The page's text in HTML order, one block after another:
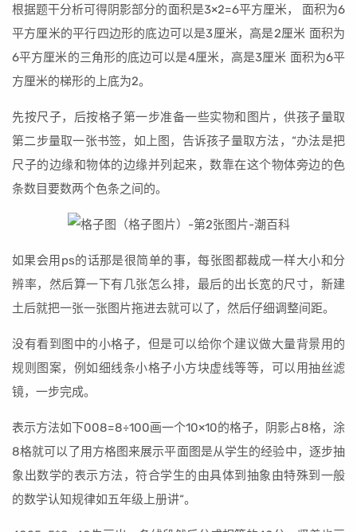
根据题干分析可得阴影部分的面积是3×2=6平方厘米， 面积为6
平方厘米的平行四边形的底边可以是3厘米，高是2厘米 面积为
6平方厘米的三角形的底边可以是4厘米，高是3厘米 面积为6平
方厘米的梯形的上底为2。
先按尺子，后按格子第一步准备一些实物和图片，供孩子量取
第二步量取一张书签，如上图，告诉孩子量取方法，“办法是把
尺子的边缘和物体的边缘并列起来，数靠在这个物体旁边的色
条数目要数两个色条之间的。
如果会用ps的话那是很简单的事，每张图都裁成一样大小和分
辨率，然后算一下有几张怎么排，最后的出长宽的尺寸，新建
土后就把一张一张图片拖进去就可以了，然后仔细调整间距。
没有看到图中的小格子，但是可以给你个建议做大量背景用的
规则图案，例如细线条小格子小方块虚线等等，可以用抽丝滤
镜，一步完成。
表示方法如下008=8÷100画一个10×10的格子，阴影占8格，涂
8格就可以了用方格图来展示平面图是从学生的经验中，逐步抽
象出数学的表示方法，符合学生的由具体到抽象由特殊到一般
的数学认知规律如五年级上册讲“。